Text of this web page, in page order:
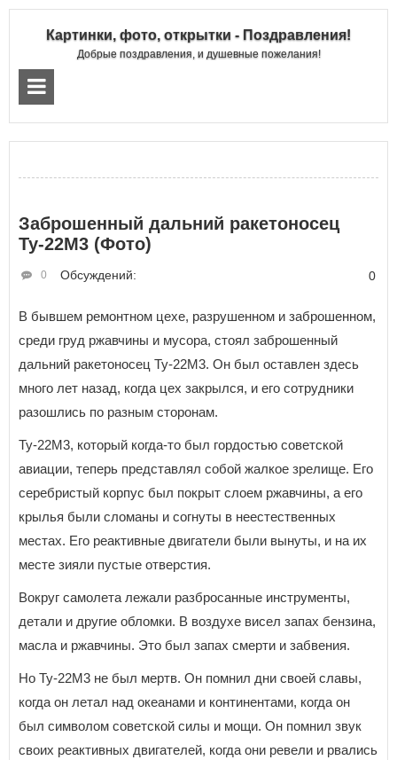
Картинки, фото, открытки - Поздравления!
Добрые поздравления, и душевные пожелания!
Заброшенный дальний ракетоносец
Ту-22М3 (Фото)
Обсуждений:
0 0
В бывшем ремонтном цехе, разрушенном и заброшенном,
среди груд ржавчины и мусора, стоял заброшенный
дальний ракетоносец Ту-22М3. Он был оставлен здесь
много лет назад, когда цех закрылся, и его сотрудники
разошлись по разным сторонам.
Ту-22М3, который когда-то был гордостью советской
авиации, теперь представлял собой жалкое зрелище. Его
серебристый корпус был покрыт слоем ржавчины, а его
крылья были сломаны и согнуты в неестественных
местах. Его реактивные двигатели были вынуты, и на их
месте зияли пустые отверстия.
Вокруг самолета лежали разбросанные инструменты,
детали и другие обломки. В воздухе висел запах бензина,
масла и ржавчины. Это был запах смерти и забвения.
Но Ту-22М3 не был мертв. Он помнил дни своей славы,
когда он летал над океанами и континентами, когда он
был символом советской силы и мощи. Он помнил звук
своих реактивных двигателей, когда они ревели и рвались